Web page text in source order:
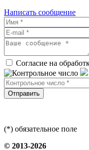
Написать сообщение
Согласие на
Отправить
(*) обязательное поле
© 2013-2026